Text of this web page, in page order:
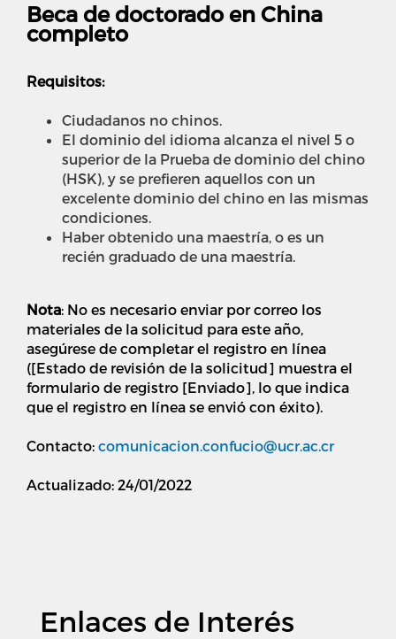
Beca de doctorado en China
completo
Requisitos:
Ciudadanos no chinos.
El dominio del idioma alcanza el nivel 5 o
superior de la Prueba de dominio del chino
(HSK), y se prefieren aquellos con un
excelente dominio del chino en las mismas
condiciones.
Haber obtenido una maestría, o es un
recién graduado de una maestría.
Nota: No es necesario enviar por correo los
materiales de la solicitud para este año,
asegúrese de completar el registro en línea
([Estado de revisión de la solicitud] muestra el
formulario de registro [Enviado], lo que indica
que el registro en línea se envió con éxito).
Contacto: comunicacion.confucio@ucr.ac.cr
Actualizado: 24/01/2022
Enlaces de Interés